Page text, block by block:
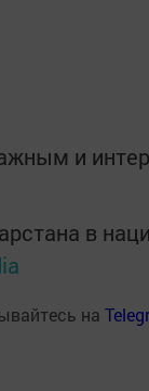
и
в
на